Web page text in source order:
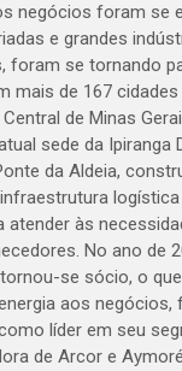
negócios foram se
e grandes
foram se tornando
mais de 167
de Minas
sede da Ipiranga
da Aldeia,
atender às
No ano de
se sócio, o
aos negócios,
líder em seu
de Arcor e